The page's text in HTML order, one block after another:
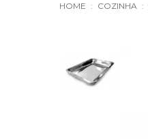
COZINHA